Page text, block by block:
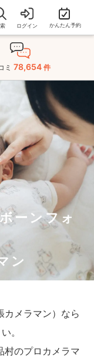
ログイン かんたん予約
ミ 78,654 件
ーンフォ
ン
カメラマン）なら
。
村のプロカメラマ